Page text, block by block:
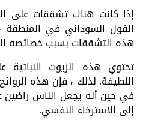
إذا كانت هناك تشققات على
الفول السوداني في
هذه التشققات بسبب خصائصه
تحتوي هذه الزيوت النباتية
اللطيفة. لذلك ، فإن هذه
في حين أنه يجعل الناس راضين
إلى الاسترخاء النفسي.